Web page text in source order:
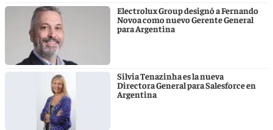
Electrolux Group designó a Fernando
Novoa como nuevo Gerente General
para Argentina
Silvia Tenazinha es la nueva
Directora General para Salesforce en
Argentina